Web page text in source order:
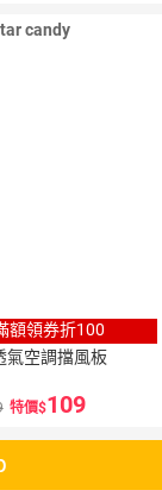
candy
額領券折100
氣空調擋風板
特價 109